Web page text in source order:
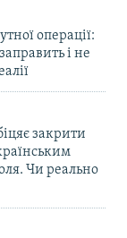
операції:
і не
закрити
Чи реально